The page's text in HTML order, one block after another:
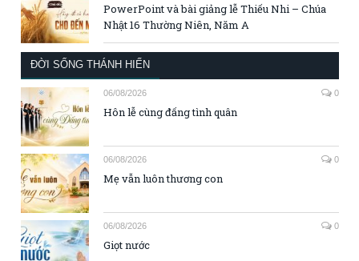
PowerPoint và bài giảng lễ Thiếu Nhi – Chúa
Nhật 16 Thường Niên, Năm A
ĐỜI SỐNG THÁNH HIẾN
06/08/2026 0
Hôn lễ cùng đấng tình quân
06/08/2026 0
Mẹ vẫn luôn thương con
06/08/2026 0
Giọt nước